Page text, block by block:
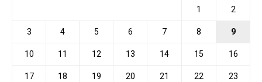
1 2
3 4 5 6 7 8 9
10 11 12 13 14 15 16
17 18 19 20 21 22 23